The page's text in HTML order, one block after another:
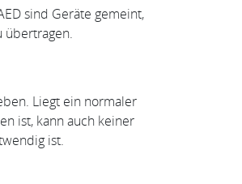
sind Geräte gemeint,
übertragen.
Liegt ein normaler
ist, kann auch keiner
ist.